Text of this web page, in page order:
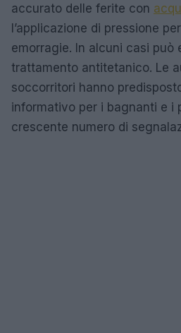
accurato delle ferite con
l’applicazione di pressione
emorragie. In alcuni casi può
trattamento antitetanico. Le
soccorritori hanno
informativo per i bagnanti e i
crescente numero di